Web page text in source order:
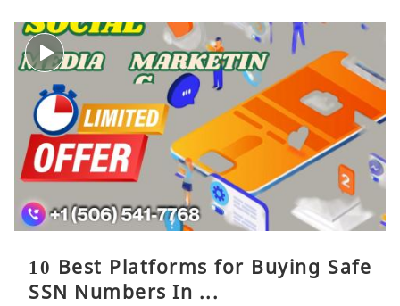
10 Best Platforms for Buying Safe
SSN Numbers In ...